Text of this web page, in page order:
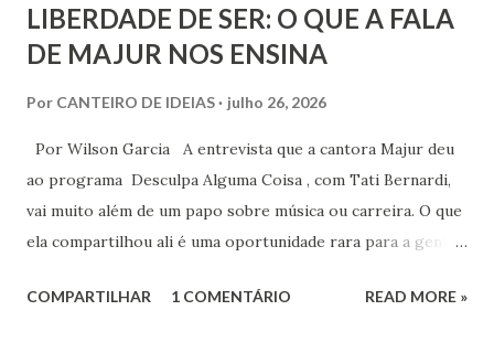
LIBERDADE DE SER: O QUE A FALA
DE MAJUR NOS ENSINA
Por CANTEIRO DE IDEIAS julho 26, 2026
Por Wilson Garcia A entrevista que a cantora Majur deu
ao programa Desculpa Alguma Coisa , com Tati Bernardi,
vai muito além de um papo sobre música ou carreira. O que
ela compartilhou ali é uma oportunidade rara para a gente
identidade espiritual, pertencimento e intolerância
COMPARTILHAR 1 COMENTÁRIO READ MORE »